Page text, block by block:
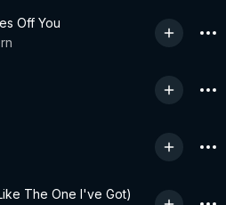
Off You
The One I've Got)